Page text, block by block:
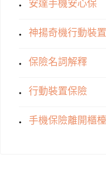
安達手機安心保
神揚奇機行動裝
保險名詞解釋
行動裝置保險
手機保險離開櫃